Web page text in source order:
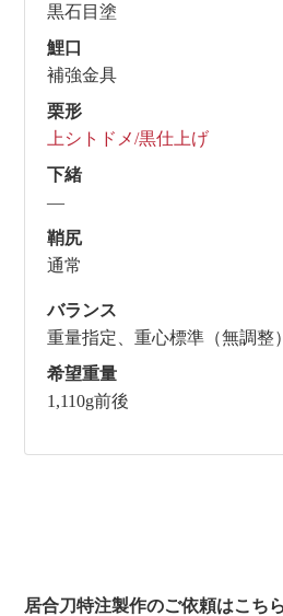
黒石目塗
鯉口
補強金具
栗形
上シトドメ/黒仕上げ
下緒
—
鞘尻
通常
バランス
重量指定、重心標準（無調整）
希望重量
1,110g前後
居合刀特注製作のご依頼はこち